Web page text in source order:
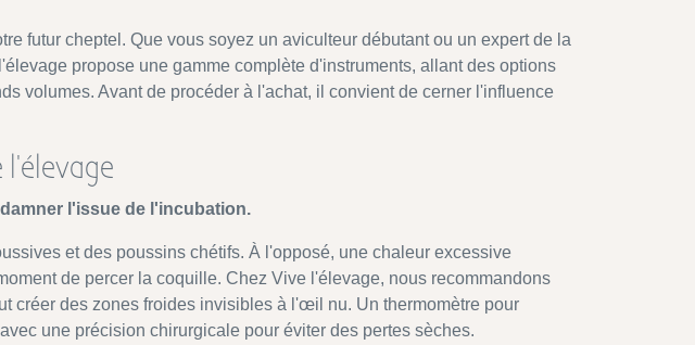
futur cheptel. Que vous soyez un aviculteur débutant ou un expert de la
propose une gamme complète d'instruments, allant des options
volumes. Avant de procéder à l'achat, il convient de cerner l'influence
l'élevage
l'issue de l'incubation.
et des poussins chétifs. À l'opposé, une chaleur excessive
de percer la coquille. Chez Vive l'élevage, nous recommandons
créer des zones froides invisibles à l'œil nu. Un thermomètre pour
une précision chirurgicale pour éviter des pertes sèches.